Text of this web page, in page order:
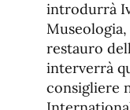
introdurrà
restauro
interverrà
consigliere